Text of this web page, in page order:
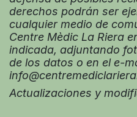
derechos podrán ser
cualquier medio de
Centre Mèdic La Riera
indicada, adjuntando
de los datos o en el e-
Actualizaciones y